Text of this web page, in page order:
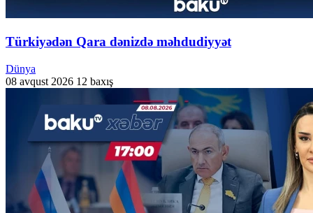
Türkiyədən Qara dənizdə məhdudiyyət
Dünya
08 avqust 2026 12 baxış